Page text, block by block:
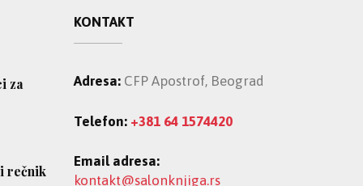
za
rečnik
KONTAKT
Adresa: CFP Apostrof, Beograd
Telefon: +381 64 1574420
Email adresa:
kontakt@salonknjiga.rs